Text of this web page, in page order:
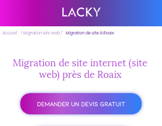
Accueil / Migration site web / Migration de site à Roaix
Migration de site internet (site
web) près de Roaix
DEMANDER UN DEVIS GRATUIT